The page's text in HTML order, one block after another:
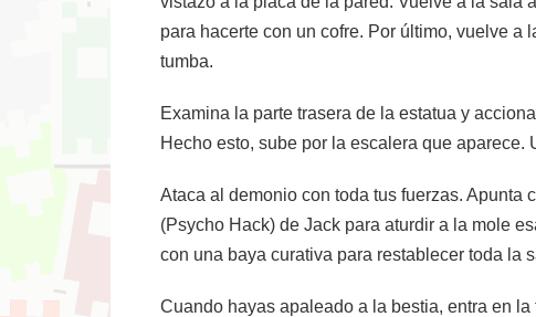
para hacerte con un cofre. Por último, vuelve a
tumba.
Examina la parte trasera de la estatua y
Hecho esto, sube por la escalera que
Ataca al demonio con toda tus fuerzas.
(Psycho Hack) de Jack para aturdir a la mole
con una baya curativa para restablecer toda la
Cuando hayas apaleado a la bestia, entra en